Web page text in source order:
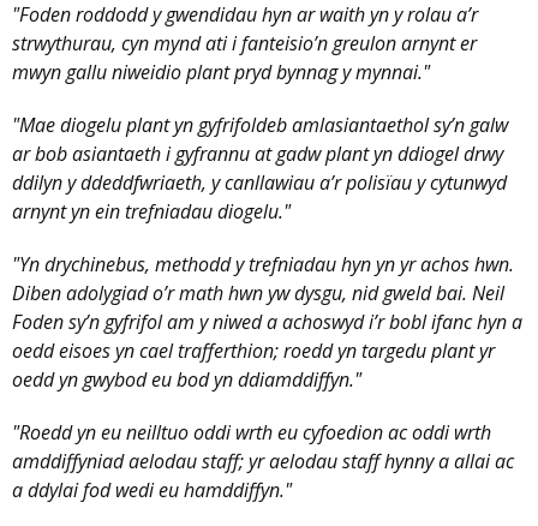
"Foden roddodd y gwendidau hyn ar waith yn y rolau a’r
strwythurau, cyn mynd ati i fanteisio’n greulon arnynt er
mwyn gallu niweidio plant pryd bynnag y mynnai."
"Mae diogelu plant yn gyfrifoldeb amlasiantaethol sy’n galw
ar bob asiantaeth i gyfrannu at gadw plant yn ddiogel drwy
ddilyn y ddeddfwriaeth, y canllawiau a’r polisïau y cytunwyd
arnynt yn ein trefniadau diogelu."
"Yn drychinebus, methodd y trefniadau hyn yn yr achos hwn.
Diben adolygiad o’r math hwn yw dysgu, nid gweld bai. Neil
Foden sy’n gyfrifol am y niwed a achoswyd i’r bobl ifanc hyn a
oedd eisoes yn cael trafferthion; roedd yn targedu plant yr
oedd yn gwybod eu bod yn ddiamddiffyn."
"Roedd yn eu neilltuo oddi wrth eu cyfoedion ac oddi wrth
amddiffyniad aelodau staff; yr aelodau staff hynny a allai ac
a ddylai fod wedi eu hamddiffyn."